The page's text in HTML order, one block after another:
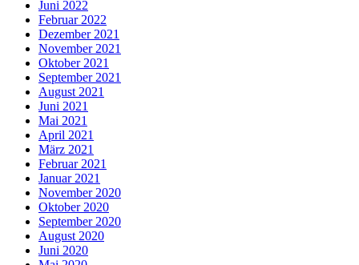
Juni 2022
Februar 2022
Dezember 2021
November 2021
Oktober 2021
September 2021
August 2021
Juni 2021
Mai 2021
April 2021
März 2021
Februar 2021
Januar 2021
November 2020
Oktober 2020
September 2020
August 2020
Juni 2020